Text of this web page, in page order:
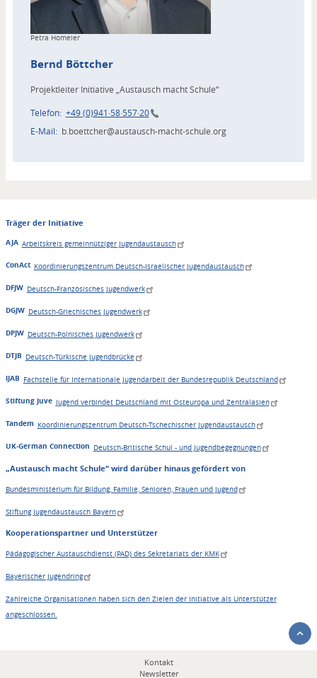
Copyright
Petra Homeier
Bernd Böttcher
Projektleiter Initiative „Austausch macht Schule“
Telefon +49 (0)941·58·557·20
E-Mail
b.boettcher@austausch-macht-schule.org
Träger der Initiative
AJA Arbeitskreis gemeinnütziger Jugendaustausch
ConAct Koordinierungszentrum Deutsch-Israelischer Jugendaustausch
DFJW Deutsch-Französisches Jugendwerk
DGJW Deutsch-Griechisches Jugendwerk
DPJW Deutsch-Polnisches Jugendwerk
DTJB Deutsch-Türkische Jugendbrücke
IJAB Fachstelle für Internationale Jugendarbeit der Bundesrepublik Deutschland
Stiftung Juve Jugend verbindet Deutschland mit Osteuropa und Zentralasien
Tandem Koordinierungszentrum Deutsch-Tschechischer Jugendaustausch
UK-German Connection Deutsch-Britische Schul - und Jugendbegegnungen
„Austausch macht Schule“ wird darüber hinaus gefördert von
Bundesministerium für Bildung, Familie, Senioren, Frauen und Jugend
Stiftung Jugendaustausch Bayern
Kooperationspartner und Unterstützer
Pädagogischer Austauschdienst (PAD) des Sekretariats der KMK
Bayerischer Jugendring
Zahlreiche Organisationen haben sich den Zielen der Initiative als Unterstützer
angeschlossen.
Kontakt
Newsletter